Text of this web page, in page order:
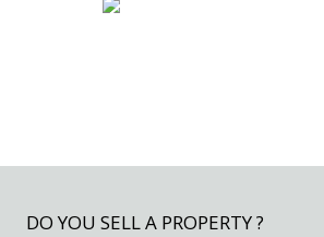
DO YOU SELL A PROPERTY ?